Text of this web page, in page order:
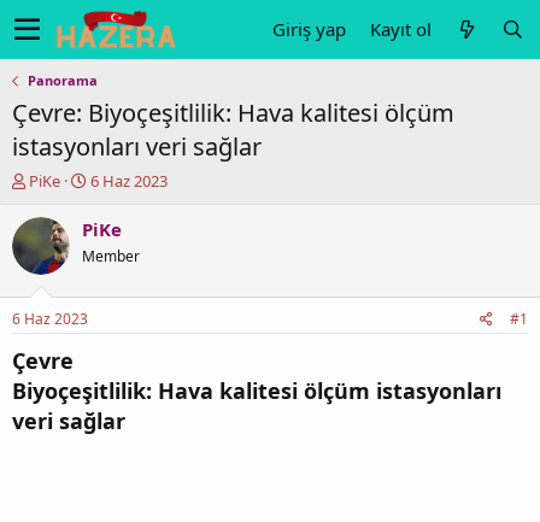
Giriş yap Kayıt ol
Panorama
Çevre: Biyoçeşitlilik: Hava kalitesi ölçüm
istasyonları veri sağlar
K
n
u
y
b
a
ş
l
a
t
PiKe
B
ş
a
a
r
i
6 Haz 2023
PiKe
Member
6 Haz 2023 #1
Çevre
Biyoçeşitlilik: Hava kalitesi ölçüm istasyonları
veri sağlar